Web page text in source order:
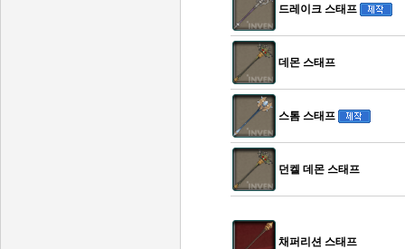
드레이크 스태프
데몬 스태프
스톰 스태프
던켈 데몬 스태프
채퍼리션 스태프